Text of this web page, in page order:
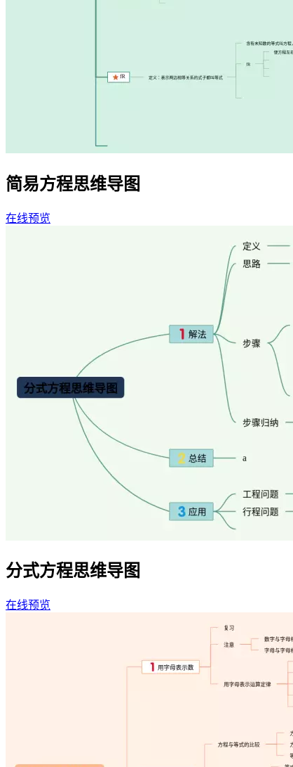
简易方程思维导图
在线预览
分式方程思维导图
在线预览